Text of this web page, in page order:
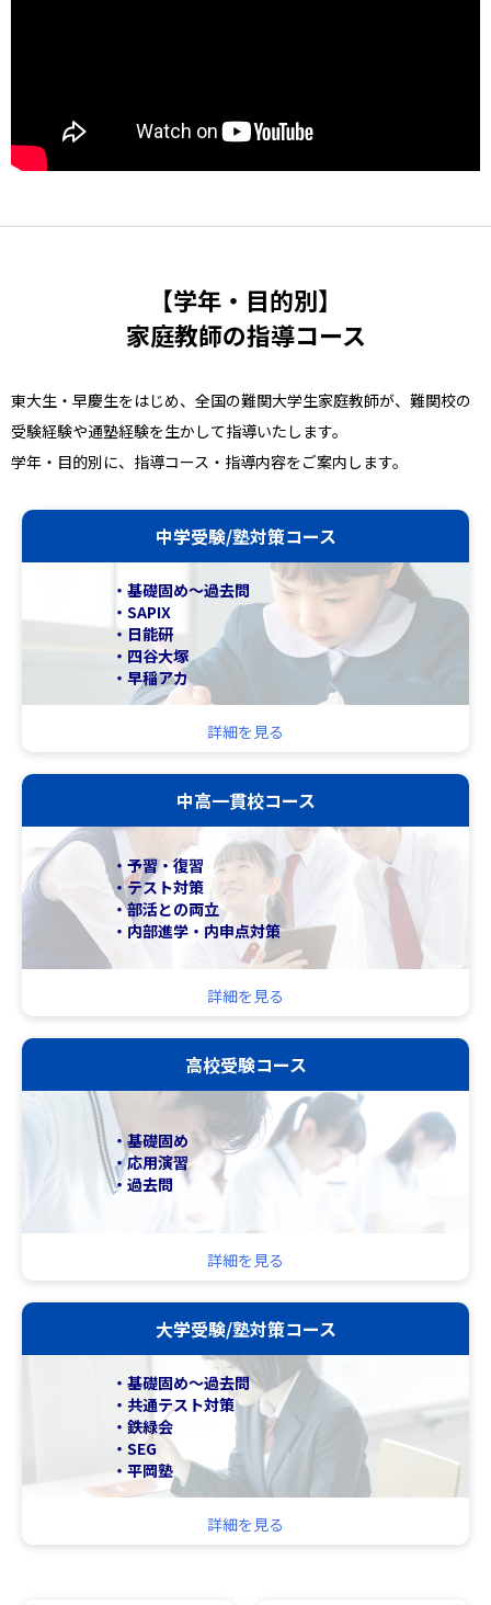
【学年・目的別】
家庭教師の指導コース
東大生・早慶生をはじめ、全国の難関大学生家庭教師が、難関校の
受験経験や通塾経験を生かして指導いたします。
学年・目的別に、指導コース・指導内容をご案内します。
中学受験/塾対策コース
・基礎固め～過去問
・SAPIX
・日能研
・四谷大塚
・早稲アカ
詳細を見る
中高一貫校コース
・予習・復習
・テスト対策
・部活との両立
・内部進学・内申点対策
詳細を見る
高校受験コース
・基礎固め
・応用演習
・過去問
詳細を見る
大学受験/塾対策コース
・基礎固め～過去問
・共通テスト対策
・鉄緑会
・SEG
・平岡塾
詳細を見る